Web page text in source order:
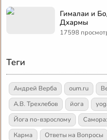
Гималаи и
Дхармы
17598
Теги
Андрей Верба oum.ru
А.В. Трехлебов
йога
Йога по-взрослому
Карма
Ответы на Вопросы